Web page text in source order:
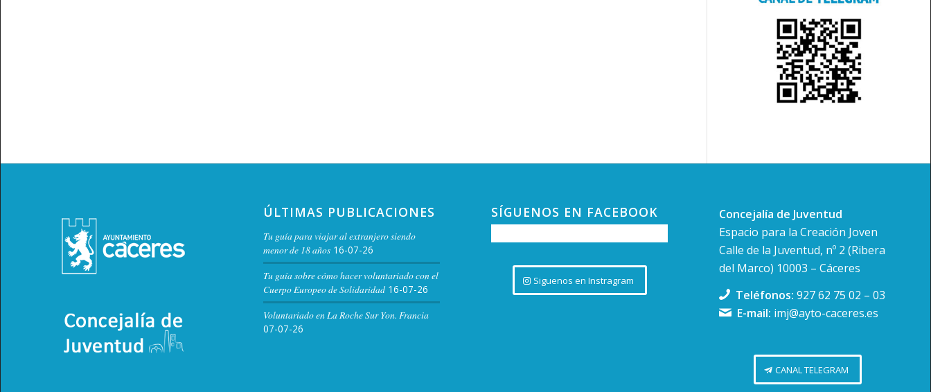
ÚLTIMAS PUBLICACIONES
Tu guía para viajar al extranjero siendo
menor de 18 años 16-07-26
Tu guía sobre cómo hacer voluntariado con el
Cuerpo Europeo de Solidaridad 16-07-26
Voluntariado en La Roche Sur Yon. Francia
07-07-26
SÍGUENOS EN FACEBOOK
Siguenos en Instragram
Concejalía de Juventud
Espacio para la Creación Joven
Calle de la Juventud, nº 2 (Ribera
del Marco) 10003 – Cáceres
Teléfonos: 927 62 75 02 –03
E-mail: imj@ayto-caceres.es
CANAL TELEGRAM